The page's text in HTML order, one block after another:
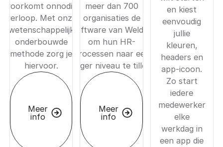
voorkomt onnodig
verloop. Met onze
wetenschappelijk
onderbouwde
methode zorg je
hiervoor.
Meer
info
meer dan 700
organisaties de
software van Welder
om hun HR-
processen naar een
hoger niveau te tillen.
Meer
info
en kiest
eenvoudig
jullie
kleuren,
headers en
app-icoon.
Zo start
iedere
medewerker
elke
werkdag in
een app die